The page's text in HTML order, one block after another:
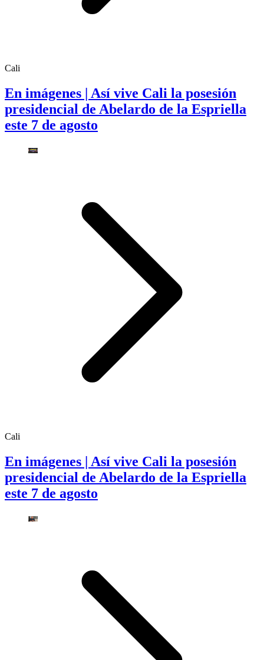
Cali
En imágenes | Así vive Cali la posesión
presidencial de Abelardo de la Espriella
este 7 de agosto
Cali
En imágenes | Así vive Cali la posesión
presidencial de Abelardo de la Espriella
este 7 de agosto